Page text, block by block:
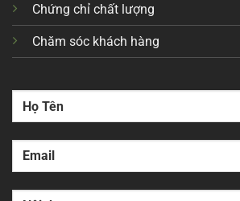
Chứng chỉ chất lượng
Chăm sóc khách hàng